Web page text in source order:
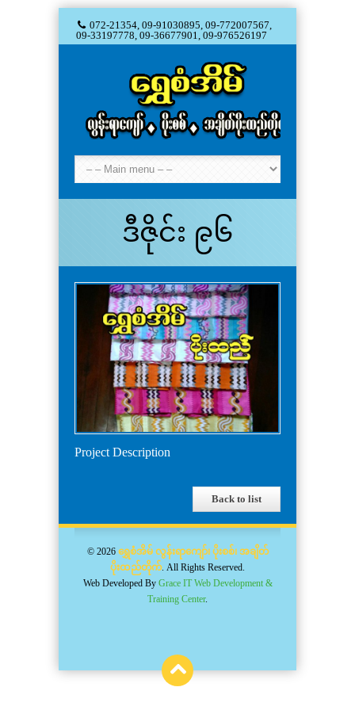
072-21354, 09-91030895, 09-772007567,
09-33197778, 09-36677901, 09-976526197
ဒီဇိုင်း ၉၆
Project Description
Back to list
© 2026 ရွှေစံအိမ် လွန်းရာကျော်၊ ပိုးစစ်၊ အချိတ်
ပိုးထည်တိုက်. All Rights Reserved.
Web Developed By Grace IT Web Development &
Training Center.